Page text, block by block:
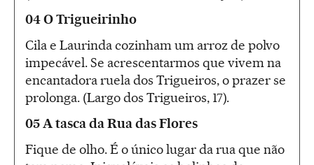
04 O Trigueirinho
Cila e Laurinda cozinham um arroz de polvo
impecável. Se acrescentarmos que vivem na
encantadora ruela dos Trigueiros, o prazer se
prolonga. (Largo dos Trigueiros, 17).
05 A tasca da Rua das Flores
Fique de olho. É o único lugar da rua que não